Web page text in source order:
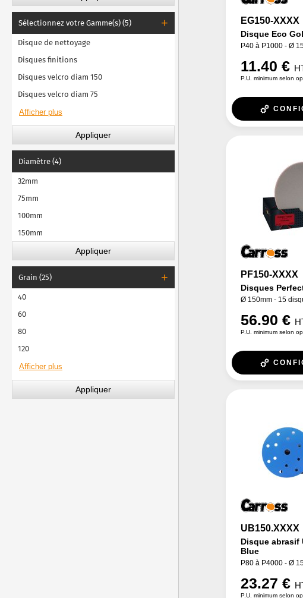
Sélectionnez votre Gamme(s) (5)
Disque de nettoyage
Disques finitions
Disques velcro diam 150
Disques velcro diam 75
Diamètre (4)
32mm
75mm
100mm
150mm
Grain (25)
40
60
80
120
EG150-XXXX
Disque Eco
P40 à P1000 - Ø
11.40 €
P.U. minimum selon
PF150-XXXX
Disques
Ø 150mm - 15
56.90 €
P.U. minimum selon
UB150.XXXX
Disque abrasif
Blue
P80 à P4000 - Ø
23.27 €
P.U. minimum selon